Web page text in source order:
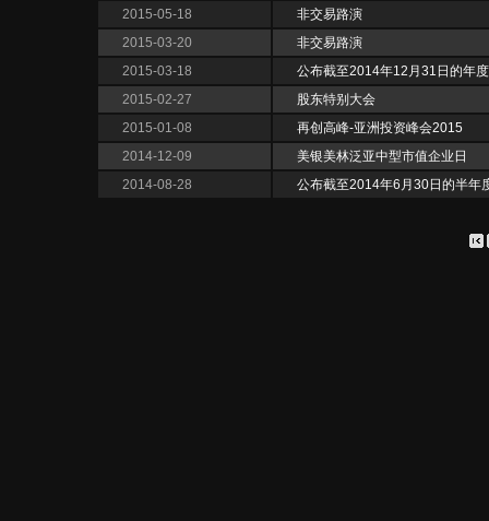
2015-05-18
非交易路演
2015-03-20
非交易路演
2015-03-18
公布截至2014年12月31日的年
2015-02-27
股东特别大会
2015-01-08
再创高峰-亚洲投资峰会2015
2014-12-09
美银美林泛亚中型市值企业日
2014-08-28
公布截至2014年6月30日的半年